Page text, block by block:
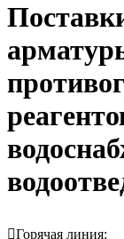
Горячая линия: